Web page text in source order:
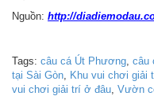
Nguồn: http://
Tags: câu cá Út Phương câu
tại Sài Gòn Khu vui chơi giải
vui chơi giải trí ở đâu Vườn